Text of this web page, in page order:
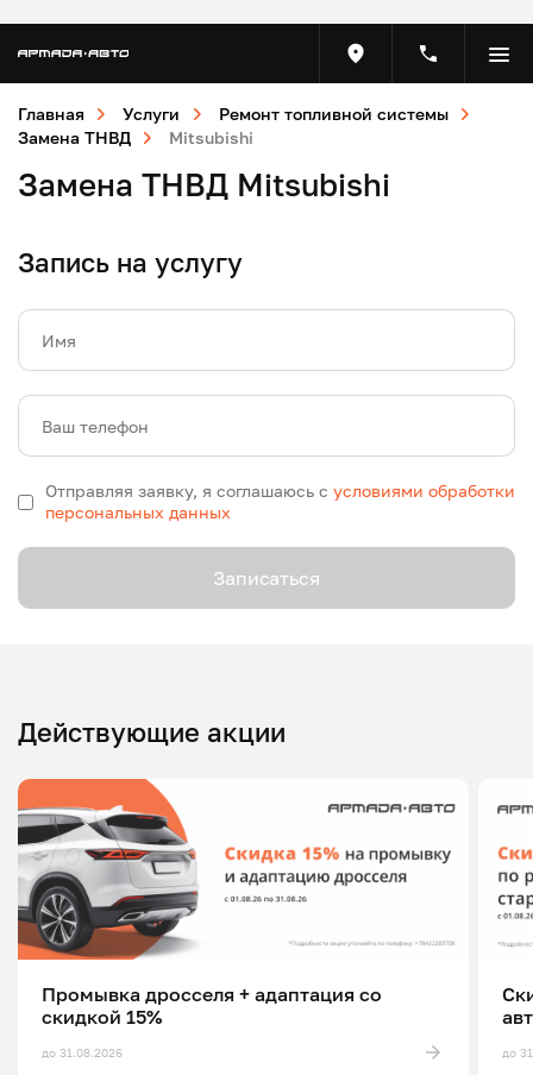
Главная Услуги
Ремонт топливной системы
Замена ТНВД
Mitsubishi
Замена ТНВД Mitsubishi
Запись на услугу
Имя
Ваш телефон
Отправляя заявку, я соглашаюсь с условиями обработки
персональных данных
Записаться
Действующие акции
Промывка дросселя + адаптация со
скидкой 15%
до 31.08.2026 до